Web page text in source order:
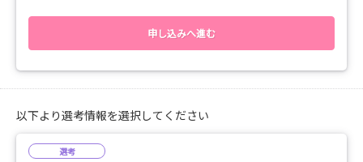
・病院について
・教育システムについて
◆服装◆
スーツ
申し込みへ進む
以下より選考情報を選択してください
選考